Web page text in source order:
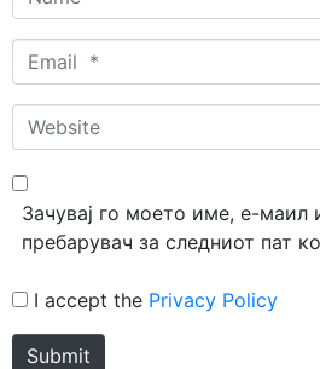
*
Email
*
Website
Зачувај го моето име, е-маил
пребарувач за следниот пат
I accept the Privacy Policy
Submit